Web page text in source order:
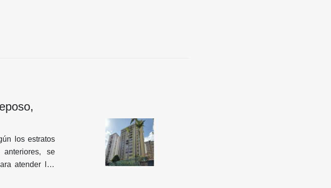
esperanza de
muestra de
de oficinas
los estratos
se
atender las
El